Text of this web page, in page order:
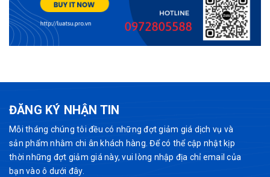
ĐĂNG KÝ NHẬN TIN
Mỗi tháng chúng tôi đều có những đợt giảm giá dịch vụ và
sản phẩm nhằm chi ân khách hàng. Để có thể cập nhật kịp
thời những đợt giảm giá này, vui lòng nhập địa chỉ email của
bạn vào ô dưới đây.